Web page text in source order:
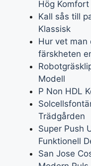
Hög Komfort
Kall sås till
Klassisk
Hur vet man
färskheten
Modell
P Non HDL
Trädgården
Super Push
Funktionell
San Jose